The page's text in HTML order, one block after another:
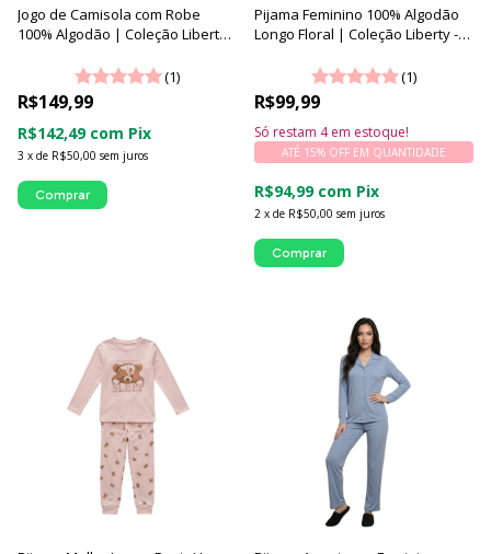
Jogo de Camisola com Robe
100% Algodão | Coleção Liberty -
(1)
R$149,99
3 x de R$50,00 sem juros
R$142,49 com Pix
Comprar
Pijama Feminino 100% Algodão
Longo Floral | Coleção Liberty -
(1)
R$99,99
2 x de R$50,00 sem juros
ATÉ 15% OFF EM QUANTIDADE
R$94,99 com Pix
Só restam 4em estoque!
Comprar